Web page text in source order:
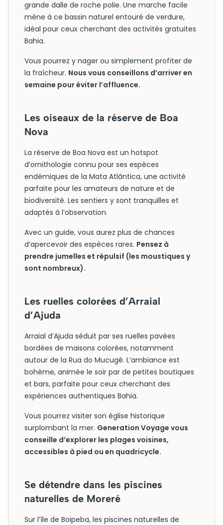
grande dalle de roche polie. Une marche facile
mène à ce bassin naturel entouré de verdure,
idéal pour ceux cherchant des activités gratuites
Bahia.
Vous pourrez y nager ou simplement profiter de
la fraîcheur. Nous vous conseillons d’arriver en
semaine pour éviter l’affluence.
Les oiseaux de la réserve de Boa
Nova
La réserve de Boa Nova est un hotspot
d’ornithologie connu pour ses espèces
endémiques de la Mata Atlântica, une activité
parfaite pour les amateurs de nature et de
biodiversité. Les sentiers y sont tranquilles et
adaptés à l’observation.
Avec un guide, vous aurez plus de chances
d’apercevoir des espèces rares. Pensez à
prendre jumelles et répulsif (les moustiques y
sont nombreux).
Les ruelles colorées d’Arraial
d’Ajuda
Arraial d’Ajuda séduit par ses ruelles pavées
bordées de maisons colorées, notamment
autour de la Rua do Mucugê. L’ambiance est
bohème, animée le soir par de petites boutiques
et bars, parfaite pour ceux cherchant des
expériences authentiques Bahia.
Vous pourrez visiter son église historique
surplombant la mer. Generation Voyage vous
conseille d’explorer les plages voisines,
accessibles à pied ou en quadricycle.
Se détendre dans les piscines
naturelles de Moreré
Sur l’île de Boipeba, les piscines naturelles de